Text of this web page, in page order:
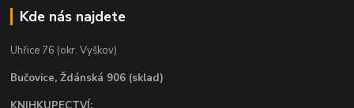
Kde nás najdete
Uhřice 76 (okr. Vyškov)
Bučovice, Ždánská 906 (sklad)